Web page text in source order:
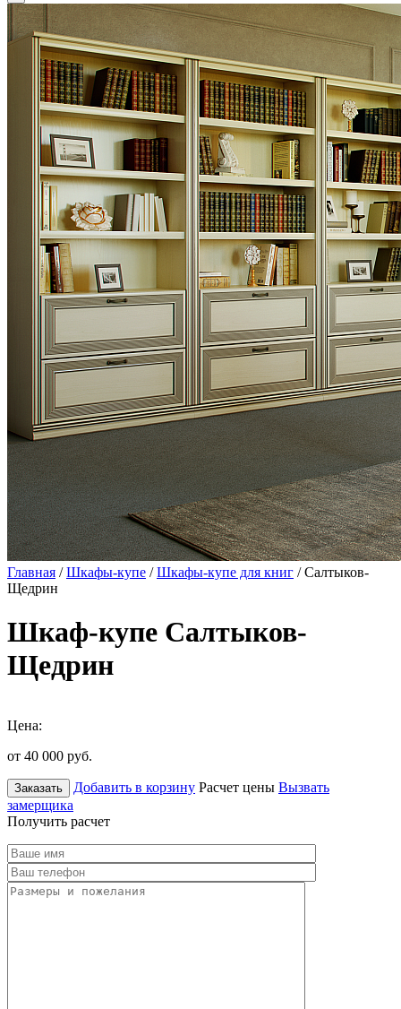
Главная /Шкафы-купе /Шкафы-купе для книг / Салтыков-
Щедрин
Шкаф-купе Салтыков-
Щедрин
Цена:
от 40 000 руб.
Заказать Добавить в корзину Расчет цены Вызвать
замерщика
Получить расчет